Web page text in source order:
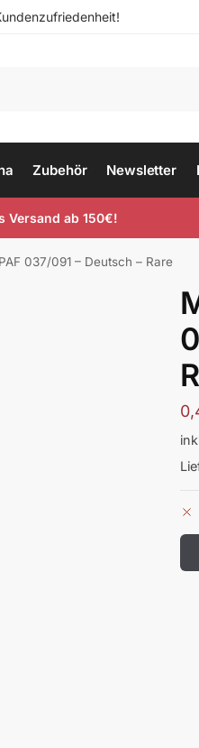
Zubehör Newsletter
Versand ab 150€!
037/091 – Deutsch – Rare